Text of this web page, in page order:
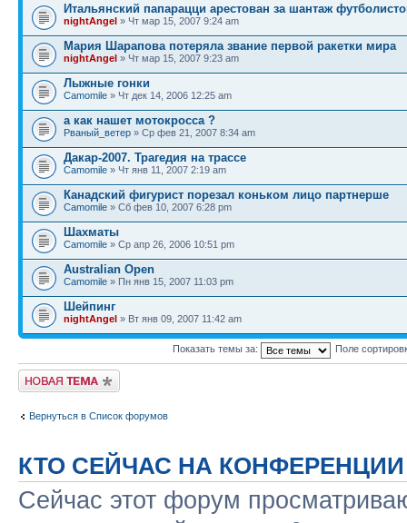
Итальянский папарацци арестован за шантаж
nightAngel » Чт мар 15, 2007 9:24 am
Мария Шарапова потеряла звание первой ракетки мира
nightAngel » Чт мар 15, 2007 9:23 am
Лыжные гонки
Camomile » Чт дек 14, 2006 12:25 am
а как нашет мотокросса ?
Рваный_ветер » Ср фев 21, 2007 8:34 am
Дакар-2007. Трагедия на трассе
Camomile » Чт янв 11, 2007 2:19 am
Канадский фигурист порезал коньком лицо партнерше
Camomile » Сб фев 10, 2007 6:28 pm
Шахматы
Camomile » Ср апр 26, 2006 10:51 pm
Australian Open
Camomile » Пн янв 15, 2007 11:03 pm
Шейпинг
nightAngel » Вт янв 09, 2007 11:42 am
Показать темы за: Поле
Новая тема
Вернуться в Список форумов
КТО СЕЙЧАС НА КОНФЕРЕНЦИИ
Сейчас этот форум